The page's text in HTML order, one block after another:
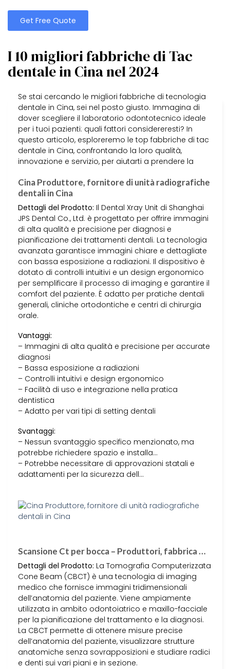
Get Free Quote
I 10 migliori fabbriche di Tac
dentale in Cina nel 2024
Se stai cercando le migliori fabbriche di tecnologia
dentale in Cina, sei nel posto giusto. Immagina di
dover scegliere il laboratorio odontotecnico ideale
per i tuoi pazienti: quali fattori considereresti? In
questo articolo, esploreremo le top fabbriche di tac
dentale in Cina, confrontando la loro qualità,
innovazione e servizio, per aiutarti a prendere la
Cina Produttore, fornitore di unità radiografiche
dentali in Cina
Dettagli del Prodotto: Il Dental Xray Unit di Shanghai
JPS Dental Co., Ltd. è progettato per offrire immagini
di alta qualità e precisione per diagnosi e
pianificazione dei trattamenti dentali. La tecnologia
avanzata garantisce immagini chiare e dettagliate
con bassa esposizione a radiazioni. Il dispositivo è
dotato di controlli intuitivi e un design ergonomico
per semplificare il processo di imaging e garantire il
comfort del paziente. È adatto per pratiche dentali
generali, cliniche ortodontiche e centri di chirurgia
orale.
Vantaggi:
– Immagini di alta qualità e precisione per accurate
diagnosi
– Bassa esposizione a radiazioni
– Controlli intuitivi e design ergonomico
– Facilità di uso e integrazione nella pratica
dentistica
– Adatto per vari tipi di setting dentali
Svantaggi:
– Nessun svantaggio specifico menzionato, ma
potrebbe richiedere spazio e installa…
– Potrebbe necessitare di approvazioni statali e
adattamenti per la sicurezza dell…
Scansione Ct per bocca – Produttori, fabbrica …
Dettagli del Prodotto: La Tomografia Computerizzata
Cone Beam (CBCT) è una tecnologia di imaging
medico che fornisce immagini tridimensionali
dell’anatomia del paziente. Viene ampiamente
utilizzata in ambito odontoiatrico e maxillo-facciale
per la pianificazione del trattamento e la diagnosi.
La CBCT permette di ottenere misure precise
dell’anatomia del paziente, visualizzare strutture
anatomiche senza sovrapposizioni e studiare radici
e denti sui vari piani e in sezione.